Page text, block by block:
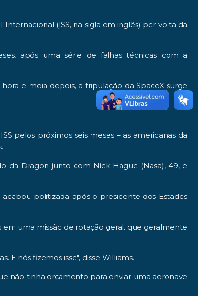
(ISS, na sigla em inglês) por volta da
após uma série de falhas técnicas com a
e meia depois, a tripulação da SpaceX surge
pelos próximos seis meses – as americanas da
da Dragon junto com Nick Hague (Nasa), 49, e
politizada após o presidente dos Estados
uma missão de rotação geral, que geralmente
E nós fizemos isso", disse Williams.
não tinha orçamento para enviar uma aeronave